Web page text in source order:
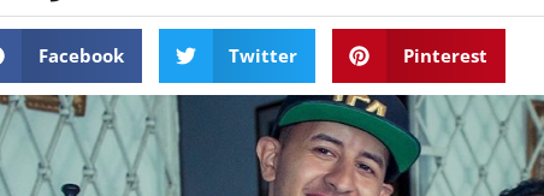
Facebook Twitter Pinterest